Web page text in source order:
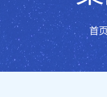
首